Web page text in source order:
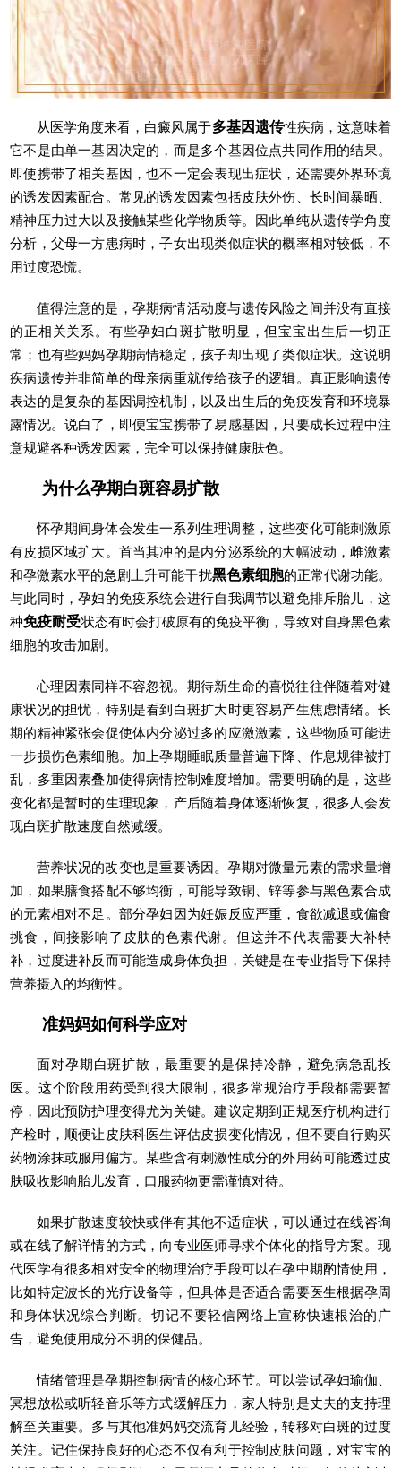
从医学角度来看，白癜风属于多基因遗传性疾病，这意味着
它不是由单一基因决定的，而是多个基因位点共同作用的结果。
即使携带了相关基因，也不一定会表现出症状，还需要外界环境
的诱发因素配合。常见的诱发因素包括皮肤外伤、长时间暴晒、
精神压力过大以及接触某些化学物质等。因此单纯从遗传学角度
分析，父母一方患病时，子女出现类似症状的概率相对较低，不
用过度恐慌。
值得注意的是，孕期病情活动度与遗传风险之间并没有直接
的正相关关系。有些孕妇白斑扩散明显，但宝宝出生后一切正
常；也有些妈妈孕期病情稳定，孩子却出现了类似症状。这说明
疾病遗传并非简单的母亲病重就传给孩子的逻辑。真正影响遗传
表达的是复杂的基因调控机制，以及出生后的免疫发育和环境暴
露情况。说白了，即便宝宝携带了易感基因，只要成长过程中注
意规避各种诱发因素，完全可以保持健康肤色。
为什么孕期白斑容易扩散
怀孕期间身体会发生一系列生理调整，这些变化可能刺激原
有皮损区域扩大。首当其冲的是内分泌系统的大幅波动，雌激素
和孕激素水平的急剧上升可能干扰黑色素细胞的正常代谢功能。
与此同时，孕妇的免疫系统会进行自我调节以避免排斥胎儿，这
种免疫耐受状态有时会打破原有的免疫平衡，导致对自身黑色素
细胞的攻击加剧。
心理因素同样不容忽视。期待新生命的喜悦往往伴随着对健
康状况的担忧，特别是看到白斑扩大时更容易产生焦虑情绪。长
期的精神紧张会促使体内分泌过多的应激激素，这些物质可能进
一步损伤色素细胞。加上孕期睡眠质量普遍下降、作息规律被打
乱，多重因素叠加使得病情控制难度增加。需要明确的是，这些
变化都是暂时的生理现象，产后随着身体逐渐恢复，很多人会发
现白斑扩散速度自然减缓。
营养状况的改变也是重要诱因。孕期对微量元素的需求量增
加，如果膳食搭配不够均衡，可能导致铜、锌等参与黑色素合成
的元素相对不足。部分孕妇因为妊娠反应严重，食欲减退或偏食
挑食，间接影响了皮肤的色素代谢。但这并不代表需要大补特
补，过度进补反而可能造成身体负担，关键是在专业指导下保持
营养摄入的均衡性。
准妈妈如何科学应对
面对孕期白斑扩散，最重要的是保持冷静，避免病急乱投
医。这个阶段用药受到很大限制，很多常规治疗手段都需要暂
停，因此预防护理变得尤为关键。建议定期到正规医疗机构进行
产检时，顺便让皮肤科医生评估皮损变化情况，但不要自行购买
药物涂抹或服用偏方。某些含有刺激性成分的外用药可能透过皮
肤吸收影响胎儿发育，口服药物更需谨慎对待。
如果扩散速度较快或伴有其他不适症状，可以通过在线咨询
或在线了解详情的方式，向专业医师寻求个体化的指导方案。现
代医学有很多相对安全的物理治疗手段可以在孕中期酌情使用，
比如特定波长的光疗设备等，但具体是否适合需要医生根据孕周
和身体状况综合判断。切记不要轻信网络上宣称快速根治的广
告，避免使用成分不明的保健品。
情绪管理是孕期控制病情的核心环节。可以尝试孕妇瑜伽、
冥想放松或听轻音乐等方式缓解压力，家人特别是丈夫的支持理
解至关重要。多与其他准妈妈交流育儿经验，转移对白斑的过度
关注。记住保持良好的心态不仅有利于控制皮肤问题，对宝宝的